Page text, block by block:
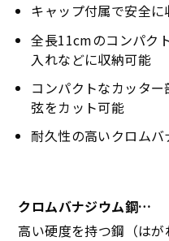
キャップ付属で安全
全長11cmのコンパク
入れなどに収納可能
コンパクトなカッタ
弦をカット可能
耐久性の高いクロム
クロムバナジウム鋼…
高い硬度を持つ鋼（は